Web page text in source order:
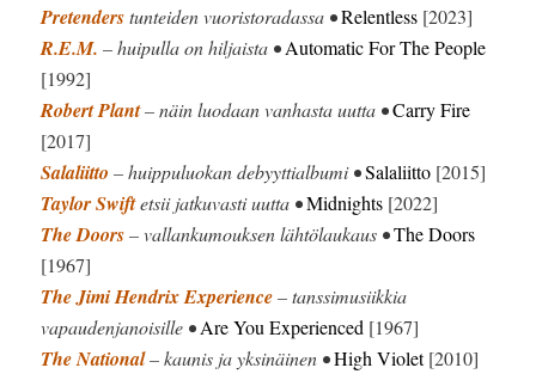
Pretenderstunteiden vuoristoradassa •Relentless [2023]
R.E.M. – huipulla on hiljaista •Automatic For The People
[1992]
Robert Plant– näin luodaan vanhasta uutta •Carry Fire
[2017]
Salaliitto – huippuluokan debyyttialbumi •Salaliitto [2015]
Taylor Swiftetsii jatkuvasti uutta •Midnights [2022]
The Doors– vallankumouksen lähtölaukaus •The Doors
[1967]
The Jimi Hendrix Experience– tanssimusiikkia
vapaudenjanoisille •Are You Experienced [1967]
The National– kaunis ja yksinäinen •High Violet[2010]